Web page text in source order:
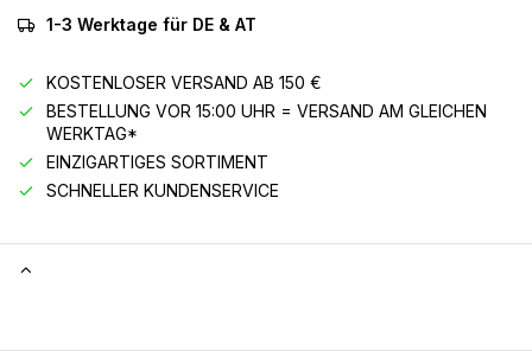
1-3 Werktage für DE & AT
KOSTENLOSER VERSAND AB 150 €
BESTELLUNG VOR 15:00 UHR = VERSAND AM GLEICHEN
WERKTAG*
EINZIGARTIGES SORTIMENT
SCHNELLER KUNDENSERVICE